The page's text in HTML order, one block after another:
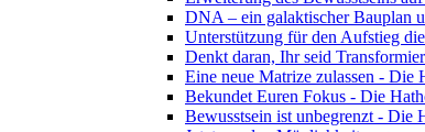
DNA – ein galaktischer Bauplan
Unterstützung für den Aufstieg
Denkt daran, Ihr seid
Eine neue Matrize zulassen - Die
Bekundet Euren Fokus - Die
Bewusstsein ist unbegrenzt - Die